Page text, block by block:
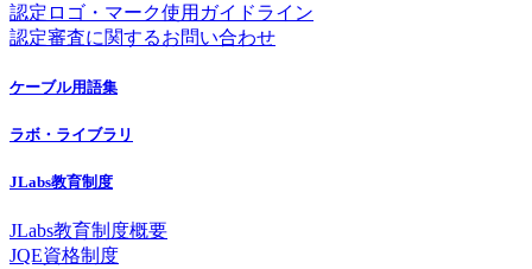
認定ロゴ・マーク使用ガイドライン
認定審査に関するお問い合わせ
ケーブル用語集
ラボ・ライブラリ
JLabs教育制度
JLabs教育制度概要
JQE資格制度